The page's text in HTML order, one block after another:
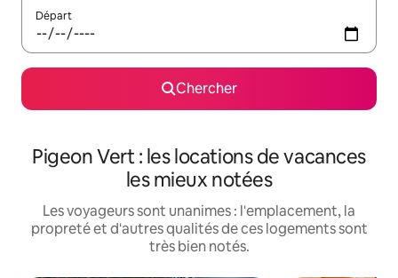
Départ
Chercher
Pigeon Vert : les locations de vacances
les mieux notées
Les voyageurs sont unanimes : l'emplacement, la
propreté et d'autres qualités de ces logements sont
très bien notés.